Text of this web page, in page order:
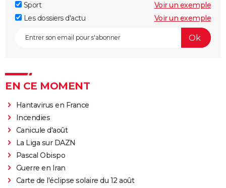
Sport
Voir un exemple
Les dossiers d'actu
Voir un exemple
EN CE MOMENT
Hantavirus en France
Incendies
Canicule d'août
La Liga sur DAZN
Pascal Obispo
Guerre en Iran
Carte de l'éclipse solaire du 12 août